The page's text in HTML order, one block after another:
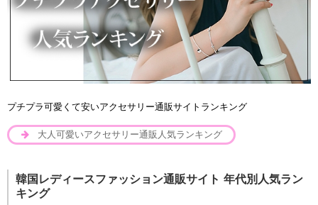
プチプラ可愛くて安いアクセサリー通販サイトランキング
大人可愛いアクセサリー通販人気ランキング
韓国レディースファッション通販サイト 年代別人気ラン
キング